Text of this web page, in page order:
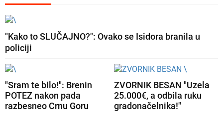
"Kako to SLUČAJNO?": Ovako se Isidora branila u
policiji
"Sram te bilo!": Brenin
POTEZ nakon pada
razbesneo Crnu Goru
ZVORNIK BESAN "Uzela
25.000€, a odbila ruku
gradonačelnika!"